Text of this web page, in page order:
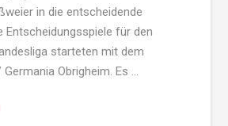
in die entscheidende
Entscheidungsspiele für den
starteten mit dem
Obrigheim. Es …